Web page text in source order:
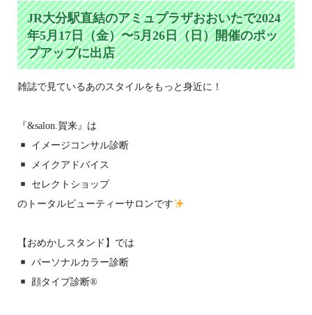
JR大分駅直結のアミュプラザおおいたで2024
年5月17日（金）〜5月26日（日）開催のポッ
プアップに出店
雑誌で見ているあのスタイルをもっと身近に！
『&salon.賀来』は
イメージコンサル診断
メイクアドバイス
セレクトショップ
のトータルビューティーサロンです
【おめかしスタンド】では
パーソナルカラー診断
顔タイプ診断®